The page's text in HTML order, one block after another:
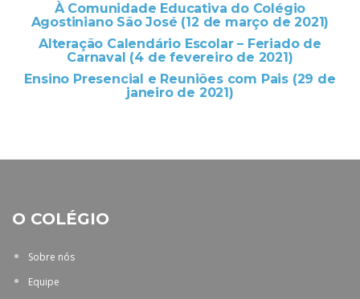
À Comunidade Educativa do Colégio
Agostiniano São José (12 de março de 2021)
Alteração Calendário Escolar – Feriado de
Carnaval (4 de fevereiro de 2021)
Ensino Presencial e Reuniões com Pais (29 de
janeiro de 2021)
O COLÉGIO
Sobre nós
Equipe